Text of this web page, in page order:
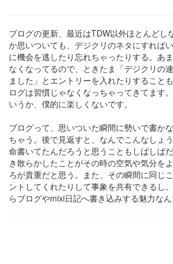
ブログの更新、最近はTDW以外ほとんどし
か思いついても、デジクリのネタにすれば
に機会を逃したり忘れちゃったりする。あ
なくなってるので、ときたま「デジクリの
ました」とエントリーを入れたりすること
ログは習慣じゃなくなっちゃってきてます
いうか、僕的に楽しくないです。
ブログって、思いついた瞬間に勢いで書か
ちゃう。後で見返すと、なんでこんなしょ
命書いてたんだろうと思うこともしばしば
き散らかしたことがその時の空気や気分を
ろが貴重だと思う。また、その瞬間に同じ
ントしてくれたりして事象を共有できるし
らブログやmixi日記へ書き込みする魅力なん